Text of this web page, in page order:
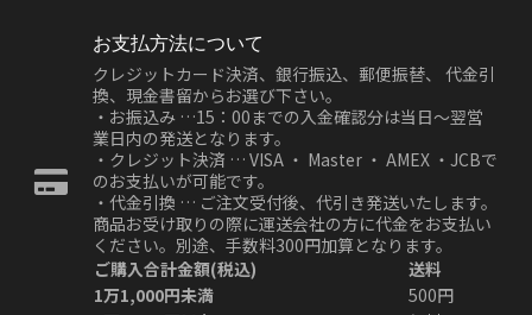
お支払方法について
クレジットカード決済、銀行振込、郵便振替、 代金引
換、現金書留からお選び下さい。
・お振込み …15：00までの入金確認分は当日～翌営
業日内の発送となります。
・クレジット決済 … VISA ・ Master ・ AMEX ・JCBで
のお支払いが可能です。
・代金引換 … ご注文受付後、代引き発送いたします。
商品お受け取りの際に運送会社の方に代金をお支払い
ください。別途、手数料300円加算となります。
ご購入合計金額(税込)
送料
1万1,000円未満
500円